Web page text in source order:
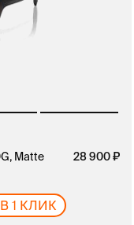
Matte
28 900
1 КЛИК